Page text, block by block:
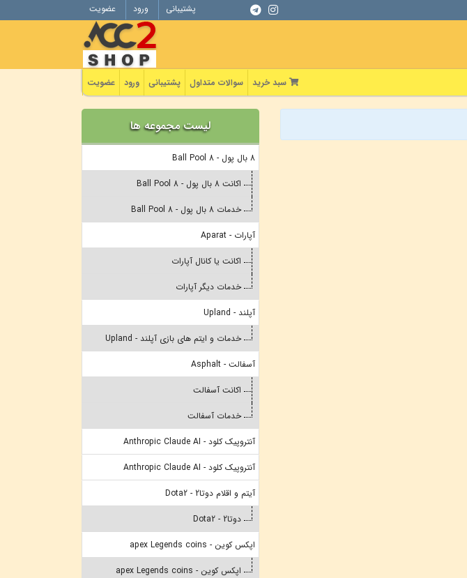
پشتیبانی ورود عضویت
سبد خرید سوالات متداول پشتیبانی ورود عضویت
لیست مجموعه ها
8 بال پول - 8 Ball Pool
اکانت 8 بال پول - 8 Ball Pool
خدمات 8 بال پول - 8 Ball Pool
آپارات - Aparat
اکانت یا کانال آپارات
خدمات دیگر آپارات
آپلند - Upland
خدمات و ایتم های بازی آپلند - Upland
آسفالت - Asphalt
اکانت آسفالت
خدمات آسفالت
آنتروپیک کلود - Anthropic Claude AI
آنتروپیک کلود - Anthropic Claude AI
آیتم و اقلام دوتا2 - Dota2
دوتا2 - Dota2
اپکس کوین - apex Legends coins
اپکس کوین - apex Legends coins